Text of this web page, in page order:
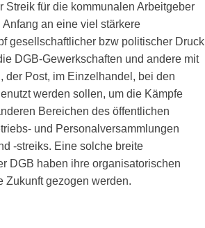
für die kommunalen Arbeitgeber
an eine viel stärkere
gesellschaftlicher bzw politischer Druck
DGB-Gewerkschaften und andere mit
Post, im Einzelhandel, bei den
werden sollen, um die Kämpfe
Bereichen des öffentlichen
und Personalversammlungen
-streiks. Eine solche breite
DGB haben ihre organisatorischen
Zukunft gezogen werden.